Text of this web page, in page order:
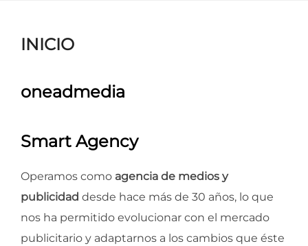
INICIO
oneadmedia
Smart Agency
Operamos como agencia de medios y
publicidad desde hace más de 30 años, lo que
nos ha permitido evolucionar con el mercado
publicitario y adaptarnos a los cambios que éste